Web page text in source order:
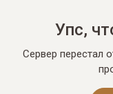
Упс,
Сервер перестал